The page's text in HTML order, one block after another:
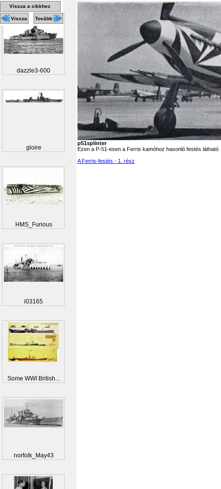
p51splinter
Ezen a P-51-esen a Ferris kamóhoz hasonló festés látható
A Ferris-festés - 1. rész
Vissza a cikkhez
Vissza Tovább
dazzle3-600
gloire
HMS_Furious
i03165
Some WWI British...
norfolk_May43